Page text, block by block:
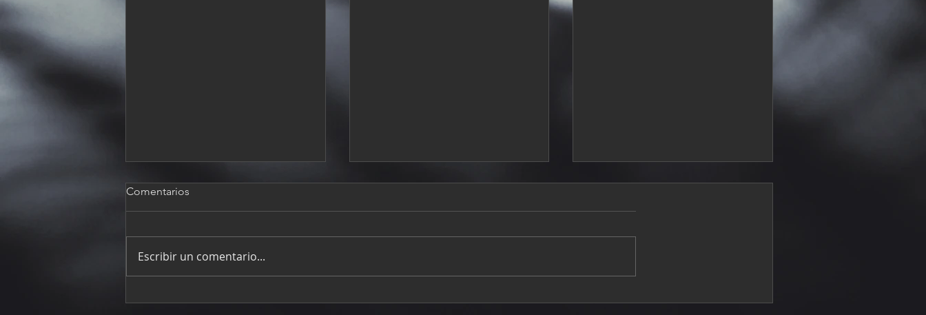
Comentarios
Escribir un comentario...